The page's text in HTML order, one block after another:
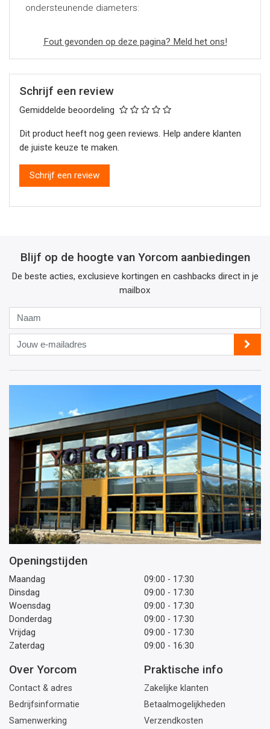
ondersteunende diameters:
Fout gevonden op deze pagina? Meld het ons!
Schrijf een review
Gemiddelde beoordeling
Dit product heeft nog geen reviews. Help andere klanten
de juiste keuze te maken.
Schrijf een review
Blijf op de hoogte van Yorcom aanbiedingen
De beste acties, exclusieve kortingen en cashbacks direct in je
mailbox
Jouw
e-
mailadres
Openingstijden
Maandag
09:00 - 17:30
Dinsdag
09:00 - 17:30
Woensdag
09:00 - 17:30
Donderdag
09:00 - 17:30
Vrijdag
09:00 - 17:30
Zaterdag
09:00 - 16:30
Over Yorcom
Contact & adres
Bedrijfsinformatie
Samenwerking
Praktische info
Zakelijke klanten
Betaalmogelijkheden
Verzendkosten